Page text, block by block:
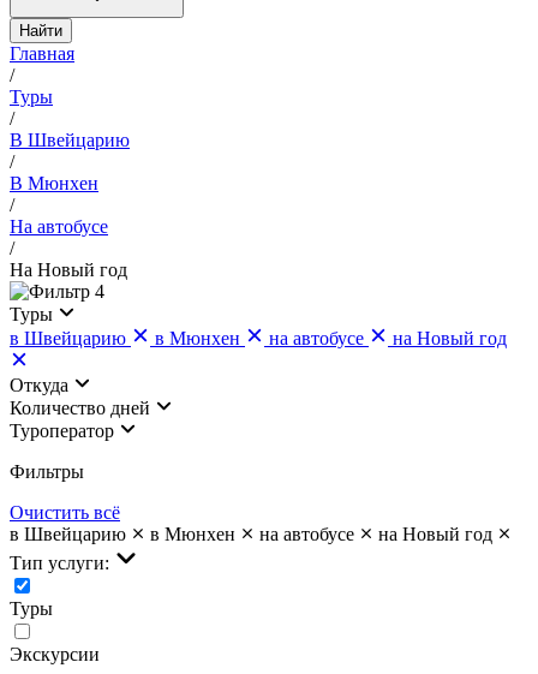
Найти
Главная
/
Туры
/
В Швейцарию
/
В Мюнхен
/
На автобусе
/
На Новый год
4
Туры
в Швейцарию
в Мюнхен на автобусе на Новый год
Откуда
Количество дней
Туроператор
Фильтры
Очистить всё
в Швейцарию
в Мюнхен на автобусе
на Новый год
Тип услуги:
Туры
Экскурсии